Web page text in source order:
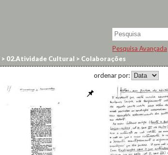
Pesquisa Avançada
> 02.Atividade Cultural > Colaborações
ordenar por: